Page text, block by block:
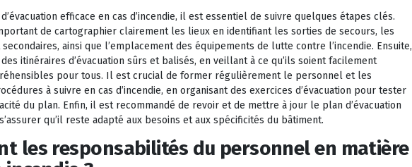
efficace en cas d’incendie, il est essentiel de suivre quelques étapes clés.
de cartographier clairement les lieux en identifiant les sorties de secours, les
ainsi que l’emplacement des équipements de lutte contre l’incendie. Ensuite,
itinéraires d’évacuation sûrs et balisés, en veillant à ce qu’ils soient facilement
pour tous. Il est crucial de former régulièrement le personnel et les
à suivre en cas d’incendie, en organisant des exercices d’évacuation pour tester
du plan. Enfin, il est recommandé de revoir et de mettre à jour le plan d’évacuation
qu’il reste adapté aux besoins et aux spécificités du bâtiment.
les responsabilités du personnel en matière